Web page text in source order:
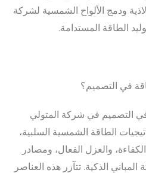
ودمج الألواح الشمسية لشركة
الطاقة المستدامة.
في التصميم؟
التصميم في شركة المتولي
الطاقة الشمسية السلبية،
والعزل الفعال، ومصادر
الذكية. تتآزر هذه العناصر